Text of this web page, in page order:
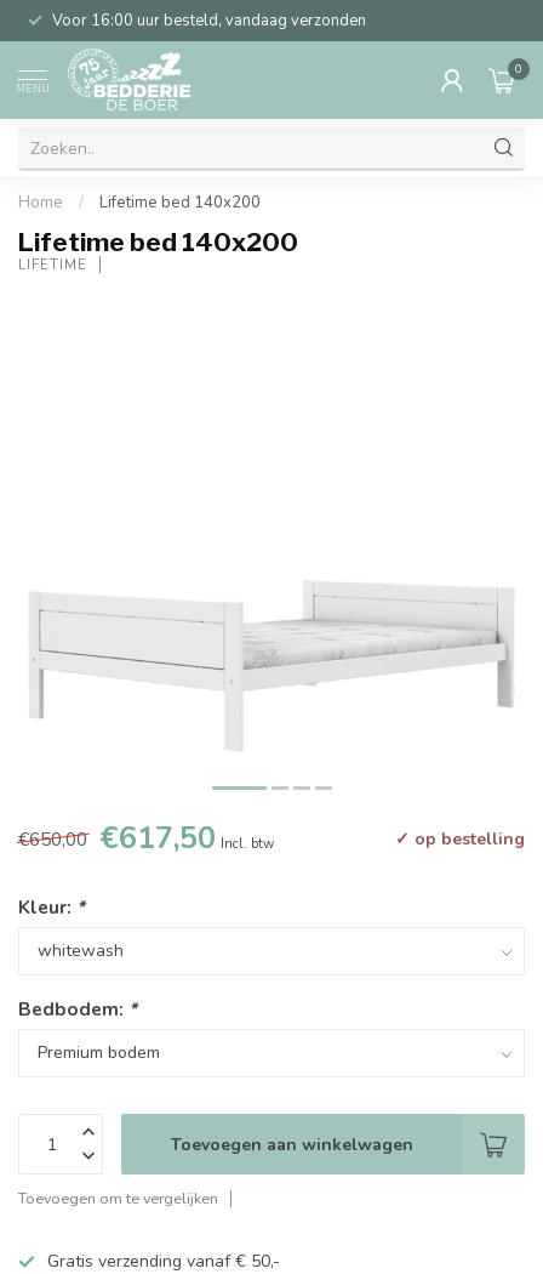
Voor 16:00 uur besteld, vandaag verzonden
MENU
0
Home / Lifetime bed 140x200
Lifetime bed 140x200
LIFETIME
€650,00 €617,50 Incl. btw ✓ op bestelling
Kleur: *
Bedbodem: *
Toevoegen aan winkelwagen
Toevoegen om te vergelijken
Gratis verzending vanaf € 50,-